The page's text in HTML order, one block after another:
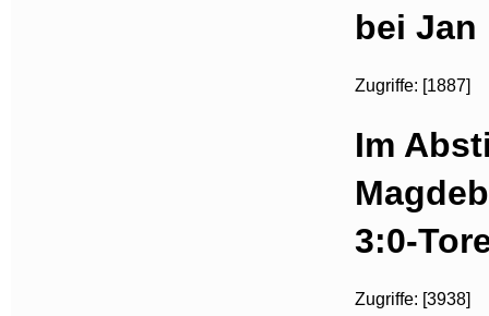
bei Jan
Zugriffe: [1887]
Im
3:0-
Zugriffe: [3938]